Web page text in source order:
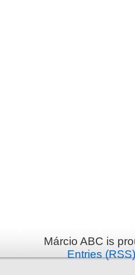
Márcio ABC is
Entries (RSS)